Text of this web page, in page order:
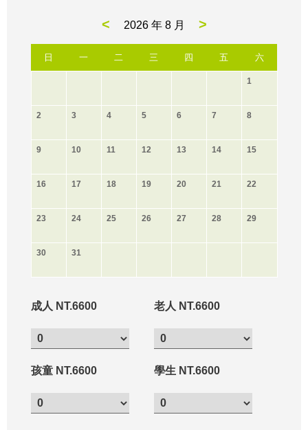
< 2026 年 8 月 >
日 一 二 三 四 五 六
1
2 3 4 5 6 7 8
9 10 11 12 13 14 15
16 17 18 19 20 21 22
23 24 25 26 27 28 29
30 31
成人 NT.6600 老人 NT.6600
孩童 NT.6600 學生 NT.6600